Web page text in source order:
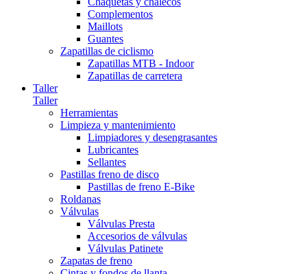
Complementos
Maillots
Guantes
Zapatillas de ciclismo
Zapatillas MTB - Indoor
Zapatillas de carretera
Taller
Taller
Herramientas
Limpieza y mantenimiento
Limpiadores y desengrasantes
Lubricantes
Sellantes
Pastillas freno de disco
Pastillas de freno E-Bike
Roldanas
Válvulas
Válvulas Presta
Accesorios de válvulas
Válvulas Patinete
Zapatas de freno